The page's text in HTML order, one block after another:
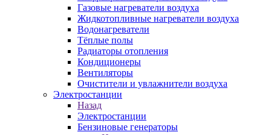
Газовые нагреватели воздуха
Жидкотопливные нагреватели воздуха
Водонагреватели
Тёплые полы
Радиаторы отопления
Кондиционеры
Вентиляторы
Очистители и увлажнители воздуха
Электростанции
Назад
Электростанции
Бензиновые генераторы